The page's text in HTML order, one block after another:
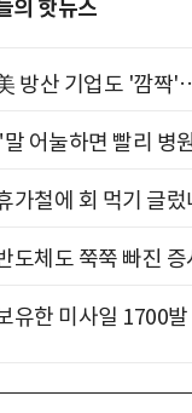
의 핫뉴스
방산 기업도 '깜짝
어눌하면 빨리 병
가철에 회 먹기 글
도체도 쭉쭉 빠진
유한 미사일 1700